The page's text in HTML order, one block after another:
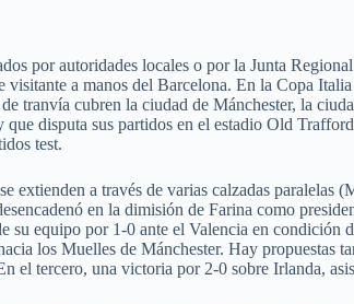
por autoridades locales o por la Junta
a manos del Barcelona. En la Copa
tranvía cubren la ciudad de Mánchester, la
disputa sus partidos en el estadio Old
test.
extienden a través de varias calzadas
en la dimisión de Farina como
equipo por 1-0 ante el Valencia en condición
los Muelles de Mánchester. Hay propuestas
tercero, una victoria por 2-0 sobre Irlanda,